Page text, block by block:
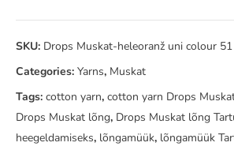
uni
51
quantity
SKU: Drops Muskat-heleoranž uni colour 51
Categories: Yarns, Muskat
Tags: cotton yarn, cotton yarn Drops
Drops Muskat lõng, Drops Muskat lõng
heegeldamiseks, lõngamüük, lõngamüük